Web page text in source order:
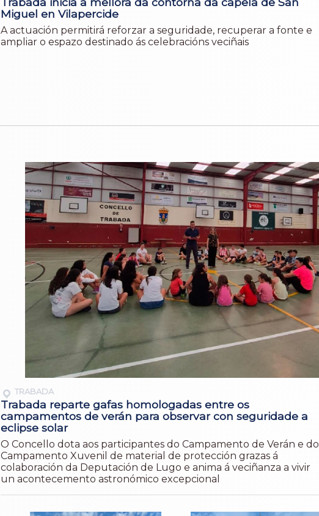
Miguel en Vilapercide
A actuación permitirá reforzar a seguridade, recuperar a fonte e
ampliar o espazo destinado ás celebracións veciñais
TRABADA
Trabada reparte gafas homologadas entre os
campamentos de verán para observar con seguridade a
eclipse solar
O Concello dota aos participantes do Campamento de Verán e do
Campamento Xuvenil de material de protección grazas á
colaboración da Deputación de Lugo e anima á veciñanza a vivir
un acontecemento astronómico excepcional